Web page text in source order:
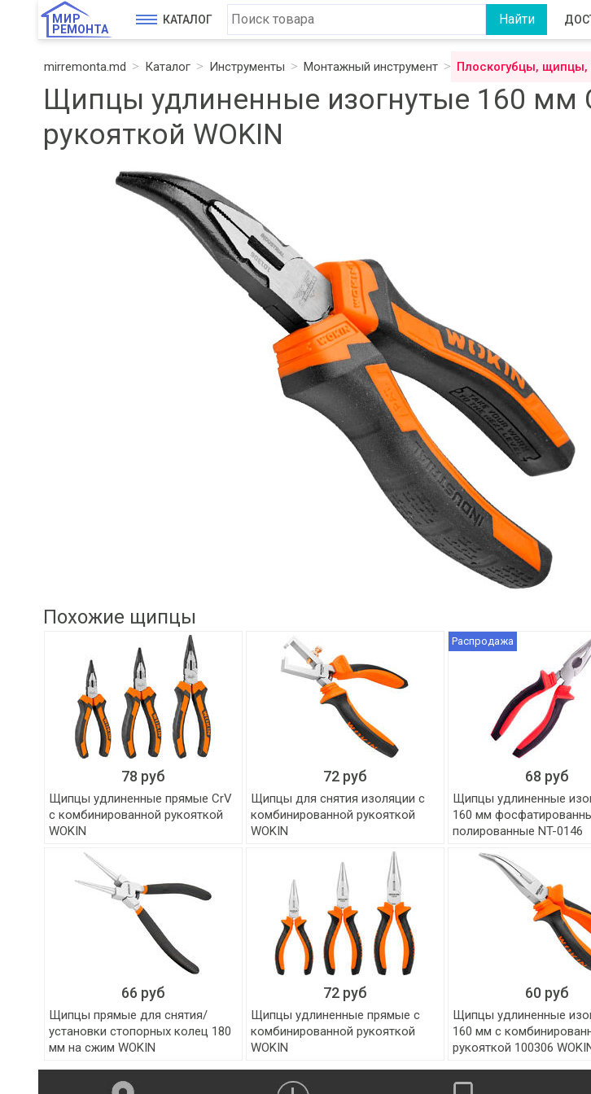
МИР
РЕМОНТА
КАТАЛОГ
mirremonta.md Каталог Инструменты Монтажный инструмент Плоскогубцы, щипцы,
Щипцы удлиненные изогнутые 160 мм
рукояткой WOKIN
Похожие щипцы
78 руб
Щипцы удлиненные прямые CrV
с комбинированной рукояткой
WOKIN
72 руб
Щипцы для снятия изоляции с
комбинированной рукояткой
WOKIN
Распродажа
68 руб
Щипцы удлиненные
160 мм
полированные NT-0146
66 руб
Щипцы прямые для снятия/
установки стопорных колец 180
мм на сжим WOKIN
72 руб
Щипцы удлиненные прямые с
комбинированной рукояткой
WOKIN
60 руб
Щипцы удлиненные
160 мм с
рукояткой 100306